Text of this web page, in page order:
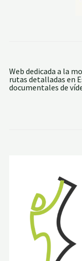
Web dedicada a la
rutas detalladas en
documentales de